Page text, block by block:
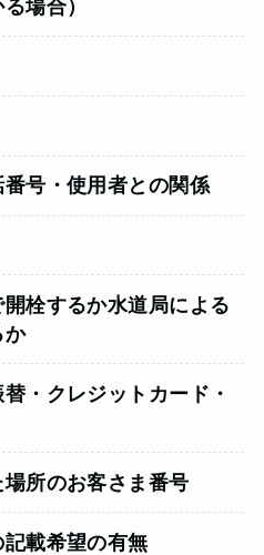
場合）
号・使用者との関係
栓するか水道局による
か
・クレジットカード・
所のお客さま番号
載希望の有無